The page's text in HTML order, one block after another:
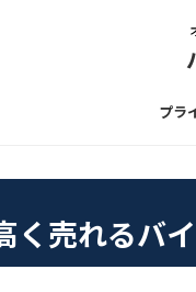
プラ
く売れるバ